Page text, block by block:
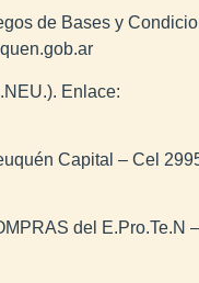
de Bases y
Enlace:
Capital – Cel
del E.Pro.Te.N